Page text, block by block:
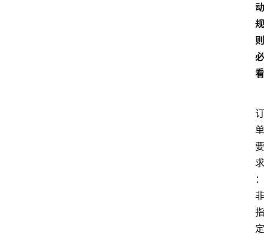
动
规
则
必
看
订
单
要
求
：
非
指
定